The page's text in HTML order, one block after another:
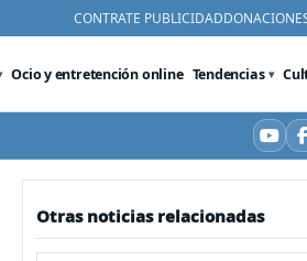
CONTRATE PUBLICIDAD
Ocio y entretención online Tendencias
Otras noticias relacionadas